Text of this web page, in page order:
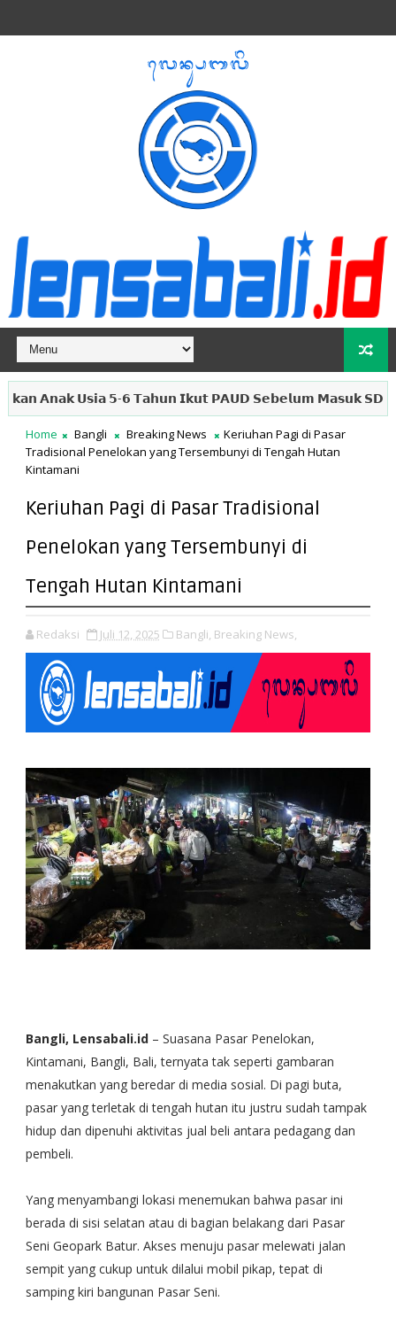
𝗨𝘀𝗶𝗮 𝟱-𝟲 𝗧𝗮𝗵𝘂𝗻 𝗜𝗸𝘂𝘁 𝗣𝗔𝗨𝗗 𝗦𝗲𝗯𝗲𝗹𝘂𝗺 𝗠𝗮𝘀𝘂𝗸 𝗦𝗗
Home Bangli Breaking News
Keriuhan Pagi di Pasar
Tradisional Penelokan yang Tersembunyi di Tengah Hutan
Kintamani
Keriuhan Pagi di Pasar Tradisional
Penelokan yang Tersembunyi di
Tengah Hutan Kintamani
Redaksi Juli 12, 2025 Bangli, Breaking News,
Bangli, Lensabali.id – Suasana Pasar Penelokan,
Kintamani, Bangli, Bali, ternyata tak seperti gambaran
menakutkan yang beredar di media sosial. Di pagi buta,
pasar yang terletak di tengah hutan itu justru sudah tampak
hidup dan dipenuhi aktivitas jual beli antara pedagang dan
pembeli.
Yang menyambangi lokasi menemukan bahwa pasar ini
berada di sisi selatan atau di bagian belakang dari Pasar
Seni Geopark Batur. Akses menuju pasar melewati jalan
sempit yang cukup untuk dilalui mobil pikap, tepat di
samping kiri bangunan Pasar Seni.